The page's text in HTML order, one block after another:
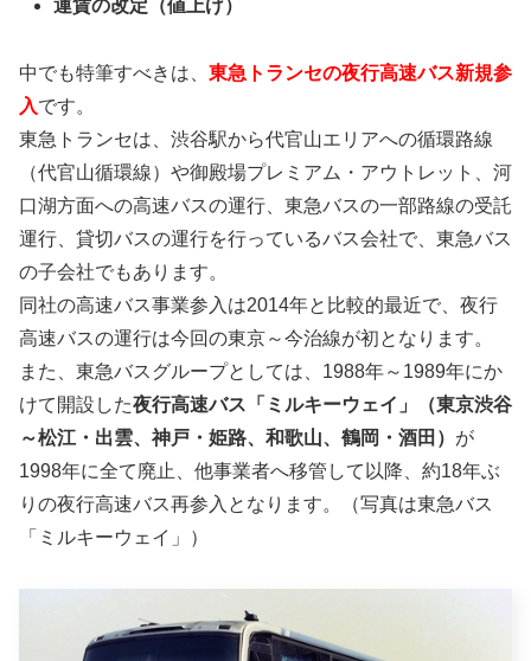
運賃の改定（値上げ）
中でも特筆すべきは、 東急トランセの夜行高速バス新規参
入です。
東急トランセは、渋谷駅から代官山エリアへの循環路線
（代官山循環線）や御殿場プレミアム・アウトレット、河
口湖方面への高速バスの運行、東急バスの一部路線の受託
運行、貸切バスの運行を行っているバス会社で、東急バス
の子会社でもあります。
同社の高速バス事業参入は2014年と比較的最近で、夜行
高速バスの運行は今回の東京～今治線が初となります。
また、東急バスグループとしては、1988年～1989年にか
けて開設した夜行高速バス「ミルキーウェイ」（東京渋谷
～松江・出雲、神戸・姫路、和歌山、鶴岡・酒田） が
1998年に全て廃止、他事業者へ移管して以降、約18年ぶ
りの夜行高速バス再参入となります。（写真は東急バス
「ミルキーウェイ」）